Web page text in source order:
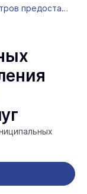
Дирекция многофункциональных центров предоставления государственных и муниципаль...